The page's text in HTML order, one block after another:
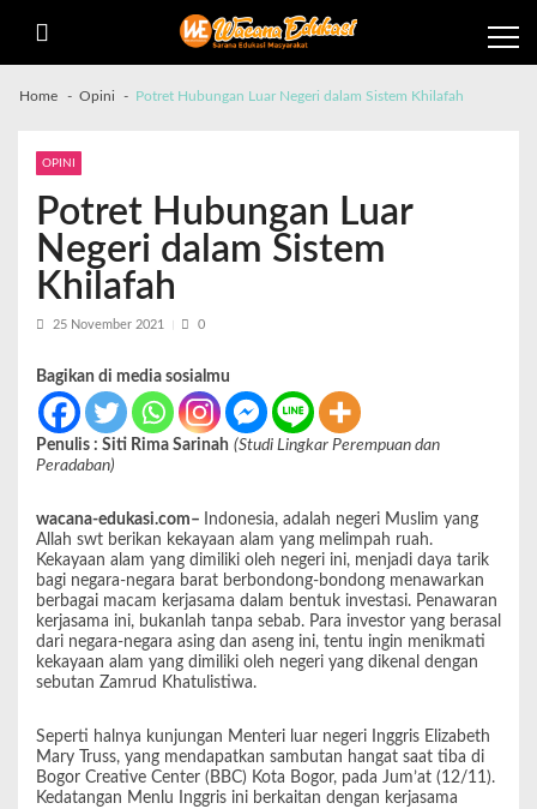
Home Opini Potret Hubungan Luar Negeri dalam Sistem Khilafah
OPINI
Potret Hubungan Luar
Negeri dalam Sistem
Khilafah
25 November 2021 0
Bagikan di media sosialmu
Penulis : Siti Rima Sarinah (Studi Lingkar Perempuan dan
Peradaban)
wacana-edukasi.com–
Indonesia, adalah negeri Muslim yang
Allah swt berikan kekayaan alam yang melimpah ruah.
Kekayaan alam yang dimiliki oleh negeri ini, menjadi daya tarik
bagi negara-negara barat berbondong-bondong menawarkan
berbagai macam kerjasama dalam bentuk investasi. Penawaran
kerjasama ini, bukanlah tanpa sebab. Para investor yang berasal
dari negara-negara asing dan aseng ini, tentu ingin menikmati
kekayaan alam yang dimiliki oleh negeri yang dikenal dengan
sebutan Zamrud Khatulistiwa.
Seperti halnya kunjungan Menteri luar negeri Inggris Elizabeth
Mary Truss, yang mendapatkan sambutan hangat saat tiba di
Bogor Creative Center (BBC) Kota Bogor, pada Jum’at (12/11).
Kedatangan Menlu Inggris ini berkaitan dengan kerjasama